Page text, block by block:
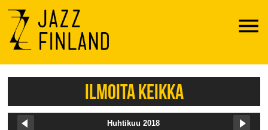
Menu
ILMOITA KEIKKA
Huhtikuu 2018